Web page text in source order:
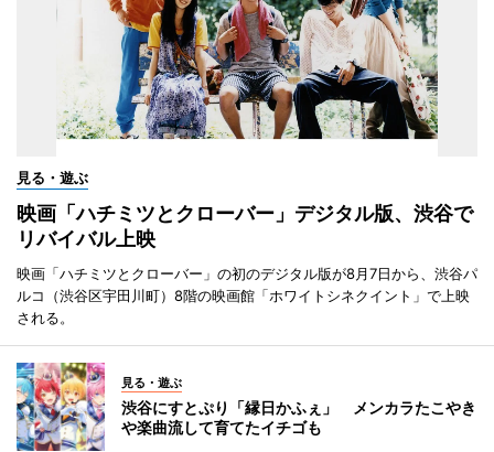
見る・遊ぶ
映画「ハチミツとクローバー」デジタル版、渋谷で
リバイバル上映
映画「ハチミツとクローバー」の初のデジタル版が8月7日から、渋谷パ
ルコ（渋谷区宇田川町）8階の映画館「ホワイトシネクイント」で上映
される。
見る・遊ぶ
渋谷にすとぷり「縁日かふぇ」 メンカラたこやき
や楽曲流して育てたイチゴも